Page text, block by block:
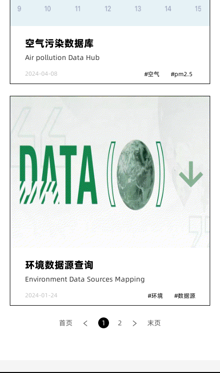
空气污染数据库
Air pollution Data Hub
2024-04-08 #空气 #pm2.5
环境数据源查询
Environment Data Sources Mapping
2024-01-24 #环境 #数据源
首页 1 2 末页